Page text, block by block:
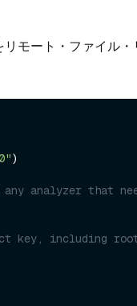
モート・ファイル・
)
analyzer that
key, including